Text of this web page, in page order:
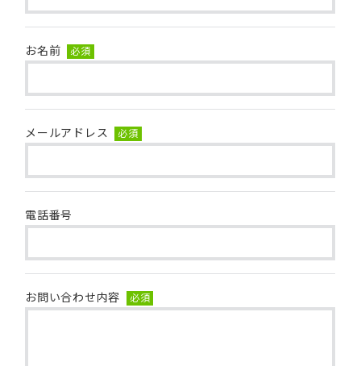
お名前 必須
メールアドレス 必須
電話番号
お問い合わせ内容 必須